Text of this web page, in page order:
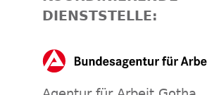
DIENSTSTELLE: